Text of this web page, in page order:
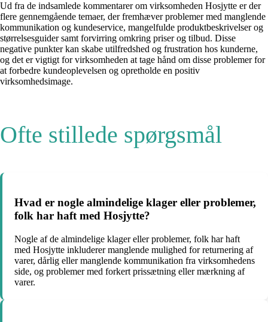
Ud fra de indsamlede kommentarer om virksomheden Hosjytte er der
flere gennemgående temaer, der fremhæver problemer med manglende
kommunikation og kundeservice, mangelfulde produktbeskrivelser og
størrelsesguider samt forvirring omkring priser og tilbud. Disse
negative punkter kan skabe utilfredshed og frustration hos kunderne,
og det er vigtigt for virksomheden at tage hånd om disse problemer for
at forbedre kundeoplevelsen og opretholde en positiv
virksomhedsimage.
Ofte stillede spørgsmål
Hvad er nogle almindelige klager eller problemer,
folk har haft med Hosjytte?
Nogle af de almindelige klager eller problemer, folk har haft
med Hosjytte inkluderer manglende mulighed for returnering af
varer, dårlig eller manglende kommunikation fra virksomhedens
side, og problemer med forkert prissætning eller mærkning af
varer.